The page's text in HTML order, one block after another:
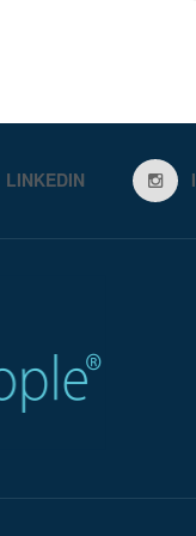
LINKEDIN